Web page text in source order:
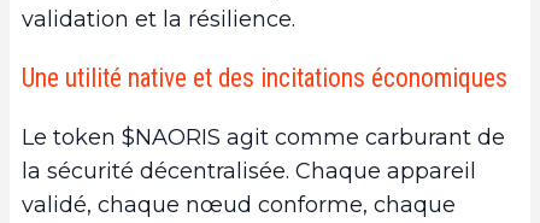
validation et la résilience.
Une utilité native et des incitations économiques
Le token $NAORIS agit comme carburant de
la sécurité décentralisée. Chaque appareil
validé, chaque nœud conforme, chaque